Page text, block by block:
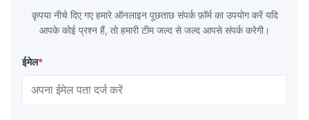
कृपया नीचे दिए गए हमारे ऑनलाइन पूछताछ संपर्क फ़ॉर्म का उपयोग करें यदि
आपके कोई प्रश्न हैं, तो हमारी टीम जल्द से जल्द आपसे संपर्क करेगी।
ईमेल*